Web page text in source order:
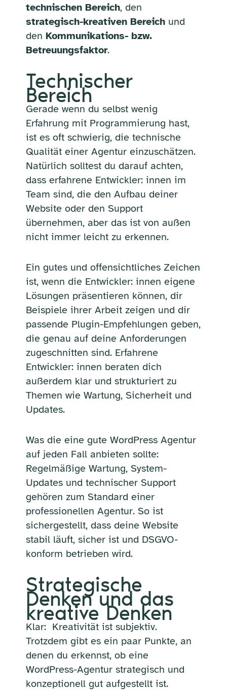
technischen Bereich, den
strategisch-kreativen Bereichund
den Kommunikations- bzw.
Betreuungsfaktor.
Technischer
Bereich
Gerade wenn du selbst wenig
Erfahrung mit Programmierung hast,
ist es oft schwierig, die technische
Qualität einer Agentur einzuschätzen.
Natürlich solltest du darauf achten,
dass erfahrene Entwickler: innen im
Team sind, die den Aufbau deiner
Website oder den Support
übernehmen, aber das ist von außen
nicht immer leicht zu erkennen.
Ein gutes und offensichtliches Zeichen
ist, wenn die Entwickler: innen eigene
Lösungen präsentieren können, dir
Beispiele ihrer Arbeit zeigen und dir
passende Plugin-Empfehlungen geben,
die genau auf deine Anforderungen
zugeschnitten sind. Erfahrene
Entwickler: innen beraten dich
außerdem klar und strukturiert zu
Themen wie Wartung, Sicherheit und
Updates.
Was die eine gute WordPress Agentur
auf jeden Fall anbieten sollte:
Regelmäßige Wartung, System-
Updates und technischer Support
gehören zum Standard einer
professionellen Agentur. So ist
sichergestellt, dass deine Website
stabil läuft, sicher ist und DSGVO-
konform betrieben wird.
Strategische
Denken und das
kreative Denken
Klar: Kreativität ist subjektiv.
Trotzdem gibt es ein paar Punkte, an
denen du erkennst, ob eine
WordPress-Agentur strategisch und
konzeptionell gut aufgestellt ist.